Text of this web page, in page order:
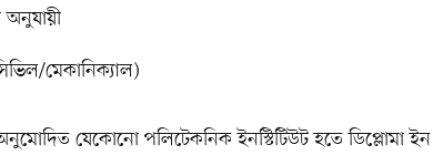
অনুযায়ী
মেকানিক্যাল)
যেকোনো পলিটেকনিক ইনস্টিটিউট হতে ডিপ্লোমা ইন